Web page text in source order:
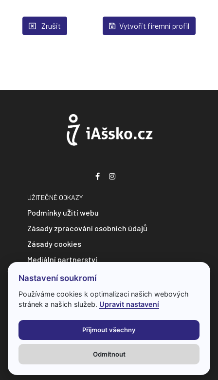
Zrušit Vytvořit firemní profil
UŽITEČNÉ ODKAZY
Podmínky užití webu
Zásady zpracování osobních údajů
Zásady cookies
Mediální partnerství
Zpravodajství do e-mailu
Kontakt
předchozí dohody s provozovatelem ho nelze jakkoliv
Nastavení soukromí
Používáme cookies k optimalizaci našich webových
stránek a našich služeb. Upravit nastavení
Příjmout všechny
Odmítnout